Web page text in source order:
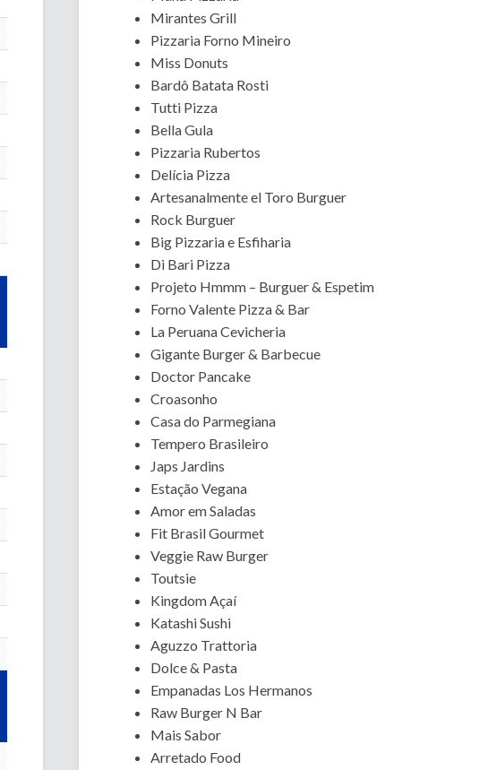
Mirantes Grill
Pizzaria Forno Mineiro
Miss Donuts
Bardô Batata Rosti
Tutti Pizza
Bella Gula
Pizzaria Rubertos
Delícia Pizza
Artesanalmente el Toro Burguer
Rock Burguer
Big Pizzaria e Esfiharia
Di Bari Pizza
Projeto Hmmm – Burguer & Espetim
Forno Valente Pizza & Bar
La Peruana Cevicheria
Gigante Burger & Barbecue
Doctor Pancake
Croasonho
Casa do Parmegiana
Tempero Brasileiro
Japs Jardins
Estação Vegana
Amor em Saladas
Fit Brasil Gourmet
Veggie Raw Burger
Toutsie
Kingdom Açaí
Katashi Sushi
Aguzzo Trattoria
Dolce & Pasta
Empanadas Los Hermanos
Raw Burger N Bar
Mais Sabor
Arretado Food